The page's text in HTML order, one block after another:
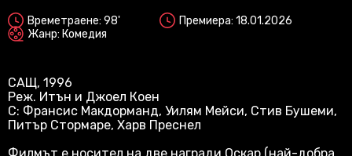
Времетраене: 98'
Премиера: 18.01.2026
Жанр: Комедия
САЩ, 1996
Реж. Итън и Джоел Коен
С: Франсис Макдорманд, Уилям Мейси, Стив Бушеми,
Питър Стормаре, Харв Преснел